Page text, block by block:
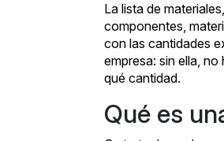
La lista de
componentes,
con las cantidades
empresa: sin ella,
qué cantidad.
Qué es